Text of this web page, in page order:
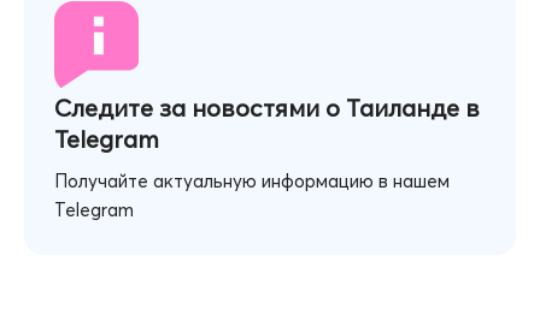
Следите за новостями о Таиланде в
Telegram
Получайте актуальную информацию в нашем
Telegram